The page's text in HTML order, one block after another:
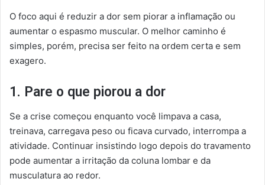
O foco aqui é reduzir a dor sem piorar a inflamação ou
aumentar o espasmo muscular. O melhor caminho é
simples, porém, precisa ser feito na ordem certa e sem
exagero.
1. Pare o que piorou a dor
Se a crise começou enquanto você limpava a casa,
treinava, carregava peso ou ficava curvado, interrompa a
atividade. Continuar insistindo logo depois do travamento
pode aumentar a irritação da coluna lombar e da
musculatura ao redor.